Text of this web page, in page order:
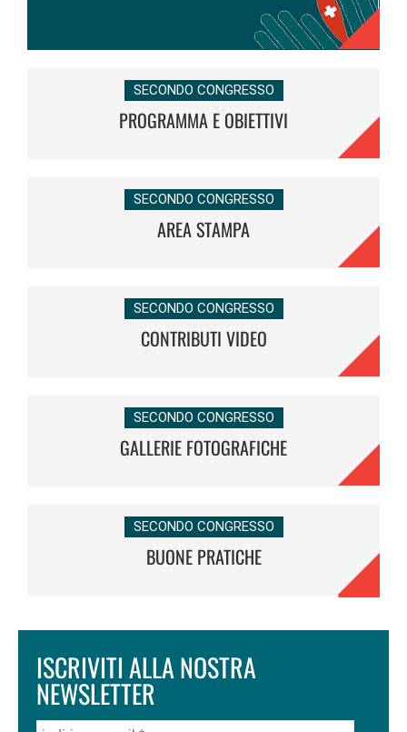
SECONDO CONGRESSO
PROGRAMMA E OBIETTIVI
SECONDO CONGRESSO
AREA STAMPA
SECONDO CONGRESSO
CONTRIBUTI VIDEO
SECONDO CONGRESSO
GALLERIE FOTOGRAFICHE
SECONDO CONGRESSO
BUONE PRATICHE
ISCRIVITI ALLA NOSTRA
NEWSLETTER